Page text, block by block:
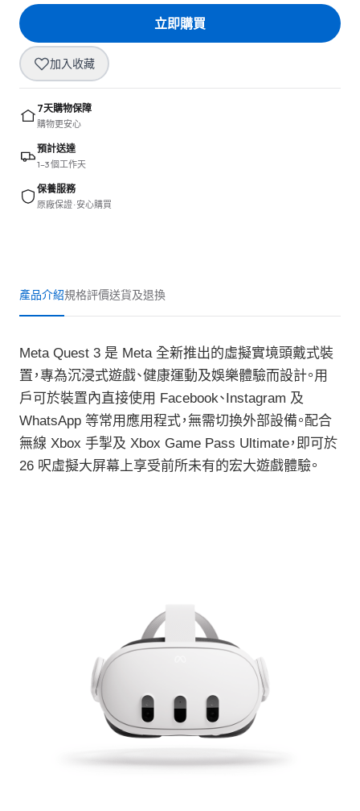
立即購買
加入收藏
7天購物保障
購物更安心
預計送達
1–3 個工作天
保養服務
原廠保證 · 安心購買
產品介紹規格評價送貨及退換
Meta Quest 3 是 Meta 全新推出的虛擬實境頭戴式裝
置，專為沉浸式遊戲、健康運動及娛樂體驗而設計。用
戶可於裝置內直接使用 Facebook、Instagram 及
WhatsApp 等常用應用程式，無需切換外部設備。配合
無線 Xbox 手掣及 Xbox Game Pass Ultimate，即可於
26 呎虛擬大屏幕上享受前所未有的宏大遊戲體驗。